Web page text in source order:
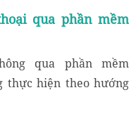
qua phần mềm
qua phần mềm
thực hiện theo hướng